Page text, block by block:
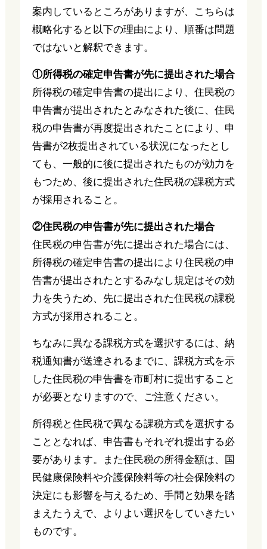
案内しているところがありますが、こちらは
概略化すると以下の理由により、順番は問題
ではないと解釈できます。
①所得税の確定申告書が先に提出された場合
所得税の確定申告書の提出により、住民税の
申告書が提出されたとみなされた後に、住民
税の申告書が再度提出されたことにより、申
告書が2枚提出されている状況になったとし
ても、一般的に後に提出されたものが効力を
もつため、後に提出された住民税の課税方式
が採用されること。
②住民税の申告書が先に提出された場合
住民税の申告書が先に提出された場合には、
所得税の確定申告書の提出により住民税の申
告書が提出されたとするみなし規定はその効
力を失うため、先に提出された住民税の課税
方式が採用されること。
ちなみに異なる課税方式を選択するには、納
税通知書が送達されるまでに、課税方式を示
した住民税の申告書を市町村に提出すること
が必要となりますので、ご注意ください。
所得税と住民税で異なる課税方式を選択する
こととなれば、申告書もそれぞれ提出する必
要があります。また住民税の所得金額は、国
民健康保険料や介護保険料等の社会保険料の
決定にも影響を与えるため、手間と効果を踏
まえたうえで、よりよい選択をしていきたい
ものです。